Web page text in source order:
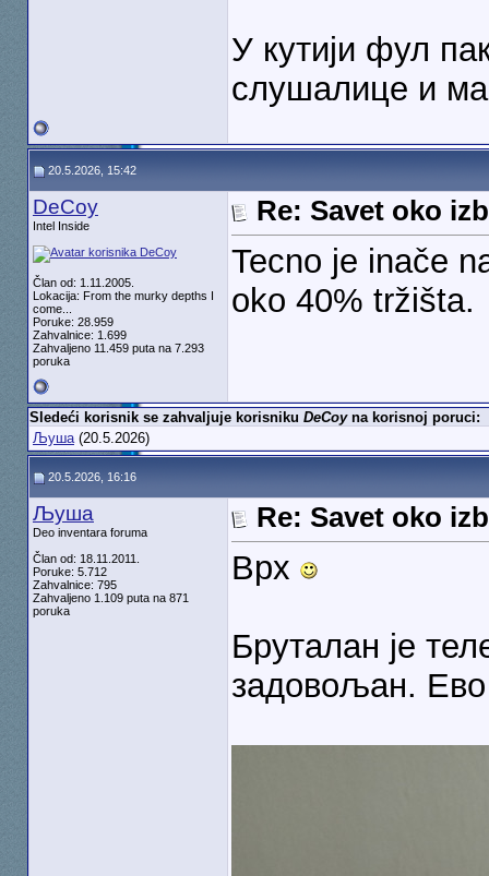
У кутији фул
слушалице и
20.5.2026, 15:42
DeCoy
Intel Inside
Član od: 1.11.2005.
Lokacija: From the murky depths I
come...
Poruke: 28.959
Zahvalnice: 1.699
Zahvaljeno 11.459 puta na 7.293
poruka
Re: Savet oko
Tecno je inače
oko 40% tržišta.
Sledeći korisnik se zahvaljuje korisniku DeCoyna korisnoj poruci:
Љуша(20.5.2026)
20.5.2026, 16:16
Љуша
Deo inventara foruma
Član od: 18.11.2011.
Poruke: 5.712
Zahvalnice: 795
Zahvaljeno 1.109 puta na 871
poruka
Re: Savet oko
Врх
Бруталан је
задовољан.